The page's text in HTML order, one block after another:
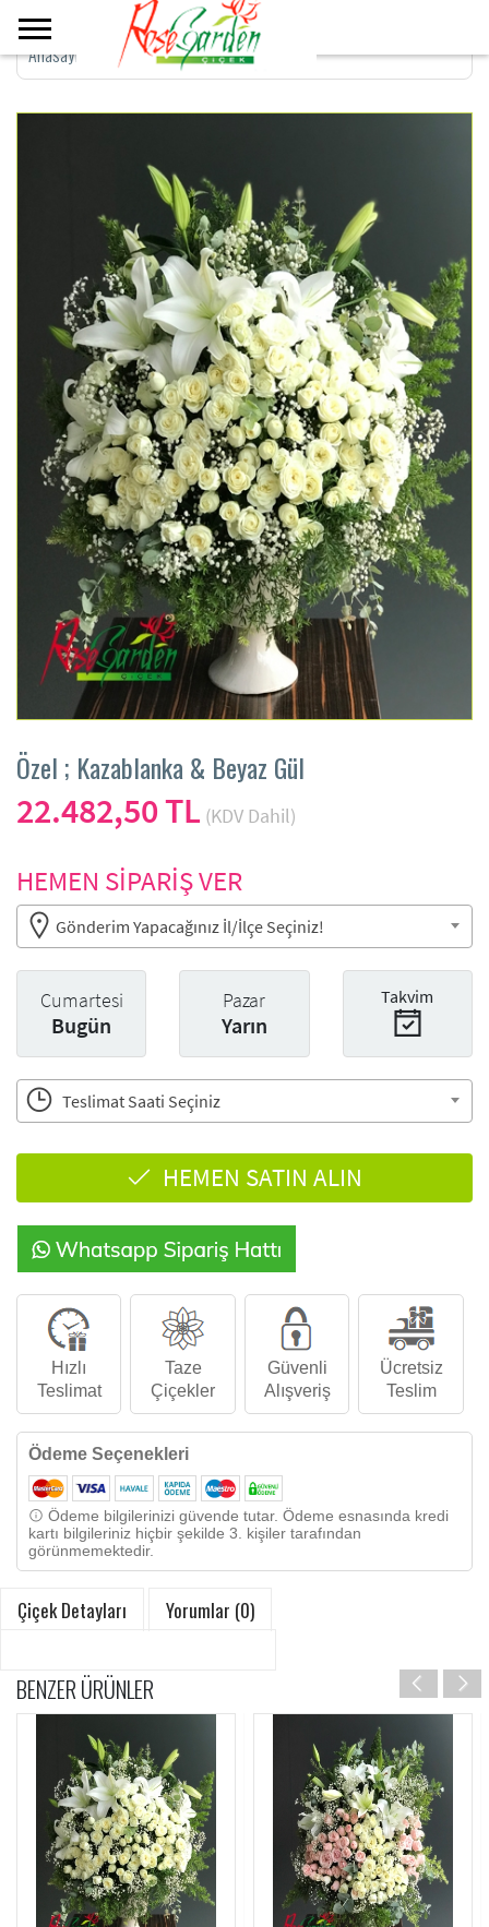
Anasayfa Özel ; Kazablanka & Beyaz Gül
Özel ; Kazablanka & Beyaz Gül
22.482,50 TL (KDV Dahil)
HEMEN SİPARİŞ VER
Gönderim Yapacağınız İl/İlçe Seçiniz!
Cumartesi
Bugün
Pazar
Yarın
Takvim
Teslimat Saati Seçiniz
HEMEN SATIN ALIN
Hızlı
Teslimat
Taze
Çiçekler
Güvenli
Alışveriş
Ücretsiz
Teslim
Ödeme Seçenekleri
Ödeme bilgilerinizi güvende tutar. Ödeme esnasında kredi
kartı bilgileriniz hiçbir şekilde 3. kişiler tarafından
görünmemektedir.
Çiçek Detayları Yorumlar (0)
BENZER ÜRÜNLER